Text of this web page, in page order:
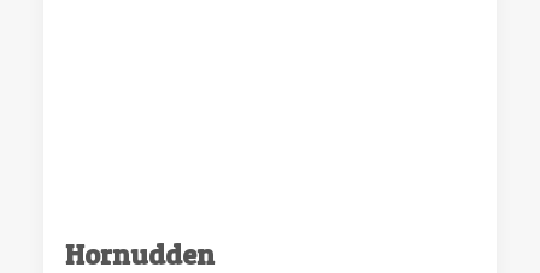
Hornudden